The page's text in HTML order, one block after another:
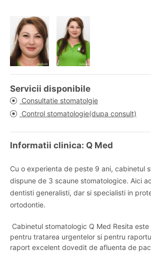
Servicii disponibile
Consultatie stomatolgie
Control stomatologie(dupa consult)
Informatii clinica: Q Med
Cu o experienta de peste 9 ani, cabinetul
dispune de 3 scaune stomatologice. Aici
dentisti generalisti, dar si specialisti in
ortodontie.
Cabinetul stomatologic Q Med Resita
pentru tratarea urgentelor si pentru
raport excelent dovedit de afluenta de